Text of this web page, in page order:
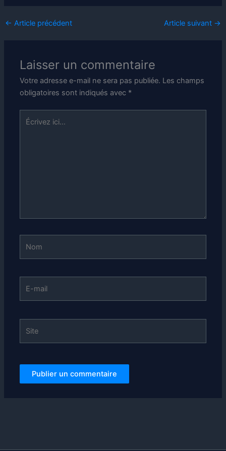
← Article précédent Article suivant →
Laisser un commentaire
Votre adresse e-mail ne sera pas publiée. Les champs
obligatoires sont indiqués avec *
Écrivez
ici…